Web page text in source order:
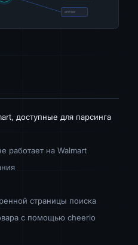
доступные для парсинга
работает на Walmart
страницы поиска
с помощью cheerio